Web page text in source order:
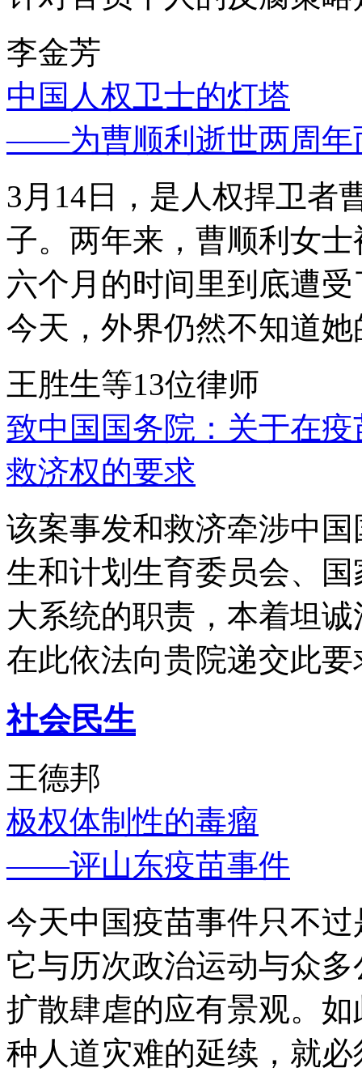
李金芳
中国人权卫士的灯塔
——为曹顺利逝世两周年
3月14日，是人权捍卫者
子。两年来，曹顺利女
六个月的时间里到底遭
今天，外界仍然不知道
王胜生等13位律师
致中国国务院：关于在
救济权的要求
该案事发和救济牵涉中
生和计划生育委员会、
大系统的职责，本着坦
在此依法向贵院递交此要
社会民生
王德邦
极权体制性的毒瘤
——评山东疫苗事件
今天中国疫苗事件只不
它与历次政治运动与众
扩散肆虐的应有景观。
种人道灾难的延续，就